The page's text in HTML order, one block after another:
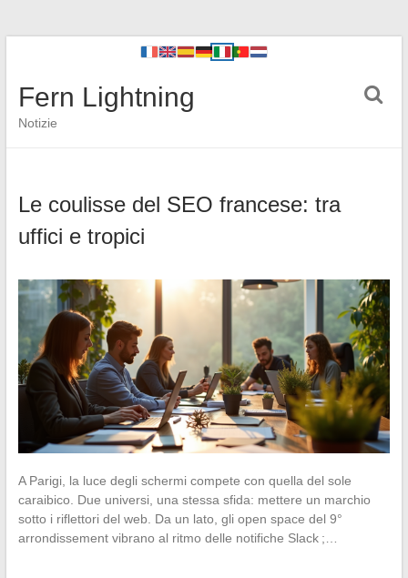
Fern Lightning
Notizie
Le coulisse del SEO francese: tra
uffici e tropici
A Parigi, la luce degli schermi compete con quella del sole
caraibico. Due universi, una stessa sfida: mettere un marchio
sotto i riflettori del web. Da un lato, gli open space del 9°
arrondissement vibrano al ritmo delle notifiche Slack ;…